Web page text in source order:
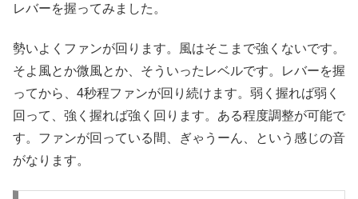
レバーを握ってみました。
勢いよくファンが回ります。風はそこまで強くないです。
そよ風とか微風とか、そういったレベルです。レバーを握
ってから、4秒程ファンが回り続けます。弱く握れば弱く
回って、強く握れば強く回ります。ある程度調整が可能で
す。ファンが回っている間、ぎゃうーん、という感じの音
がなります。